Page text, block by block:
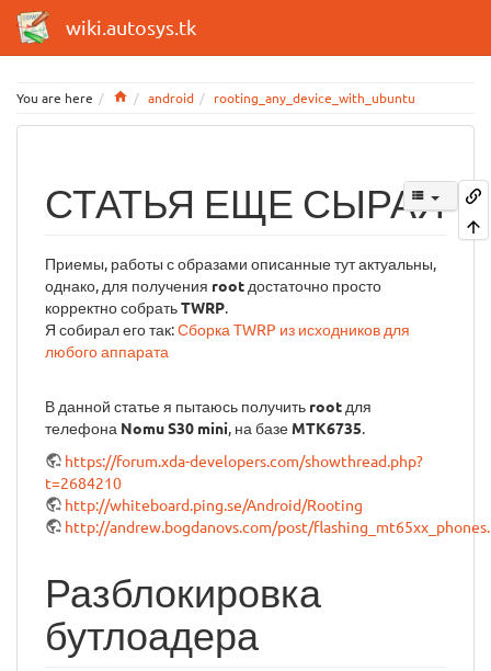
wiki.autosys.tk
You are here Homeandroid rooting_any_device_with_ubuntu
СТАТЬЯ ЕЩЕ СЫРАЯ
Приемы, работы с образами описанные тут актуальны,
однако, для получения root достаточно просто
корректно собратьTWRP.
Я собирал его так:Сборка TWRP из исходников для
любого аппарата
В данной статье я пытаюсь получить root для
телефона Nomu S30 mini, на базе MTK6735.
https://forum.xda-developers.com/showthread.php?
t=2684210
http://whiteboard.ping.se/Android/Rooting
http://andrew.bogdanovs.com/post/
Разблокировка
бутлоадера